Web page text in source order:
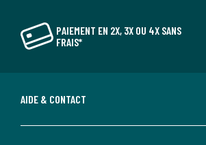
PAIEMENT EN 2X, 3X OU 4X SANS
FRAIS*
AIDE & CONTACT